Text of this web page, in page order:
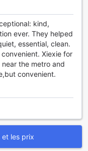
kind,
ever. They helped
essential, clean.
Xiexie for
the metro and
convenient.
et les prix